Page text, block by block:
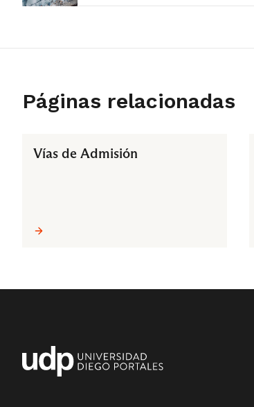
Páginas relacionadas
Vías de Admisión